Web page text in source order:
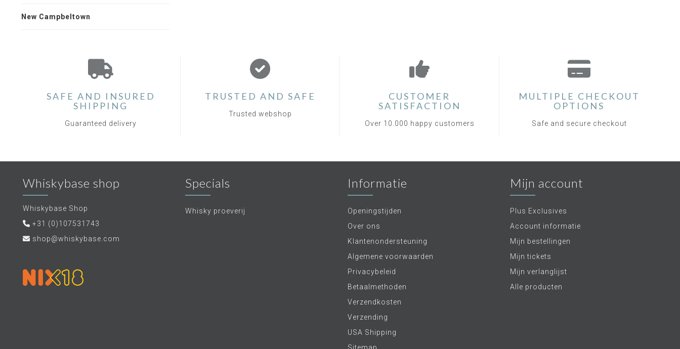
New Campbeltown
SAFE AND INSURED
SHIPPING
Guaranteed delivery
TRUSTED AND SAFE
Trusted webshop
CUSTOMER
SATISFACTION
Over 10.000 happy customers
MULTIPLE CHECKOUT
OPTIONS
Safe and secure checkout
Whiskybase shop
Whiskybase Shop
+31 (0)107531743
shop@whiskybase.com
Specials
Whisky proeverij
Informatie
Openingstijden
Over ons
Klantenondersteuning
Algemene voorwaarden
Privacybeleid
Betaalmethoden
Verzendkosten
Verzending
USA Shipping
Mijn account
Plus Exclusives
Account informatie
Mijn bestellingen
Mijn tickets
Mijn verlanglijst
Alle producten